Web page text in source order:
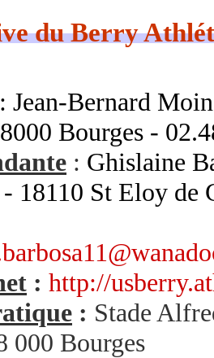
du Berry
: Jean-Bernard
Bourges -
: Ghislaine
18110 St Eloy de
: http://
: Stade
000 Bourges